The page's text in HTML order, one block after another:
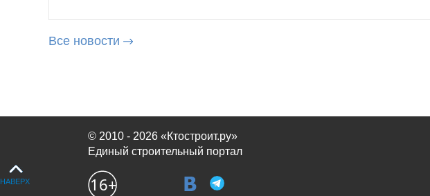
Все новости
© 2010 - 2026 «Ктостроит.ру»
Единый строительный портал
НАВЕРХ